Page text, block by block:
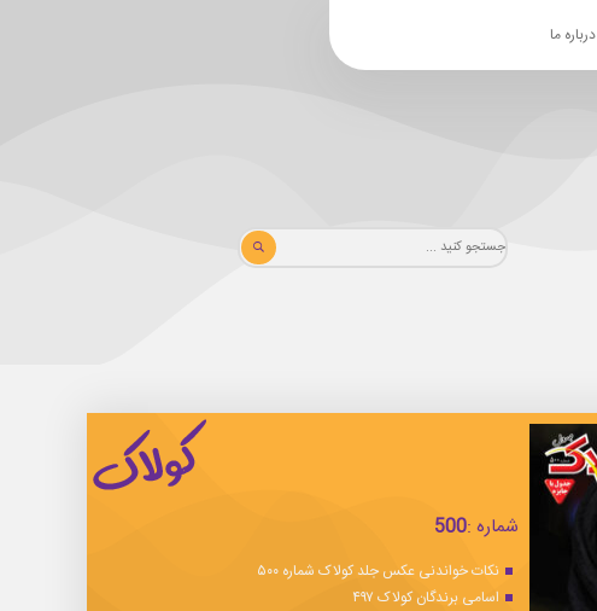
درباره ما
شماره :500
نکات خواندنی عکس جلد کولاک شماره ۵۰۰
اسامی برندگان کولاک ۴۹۷